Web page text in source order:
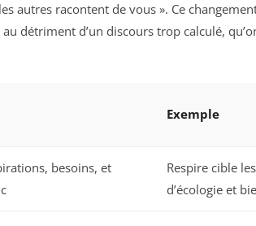
autres racontent de vous ». Ce
détriment d’un discours trop calculé,
Exemple
besoins, et
Respire cible
d’écologie et